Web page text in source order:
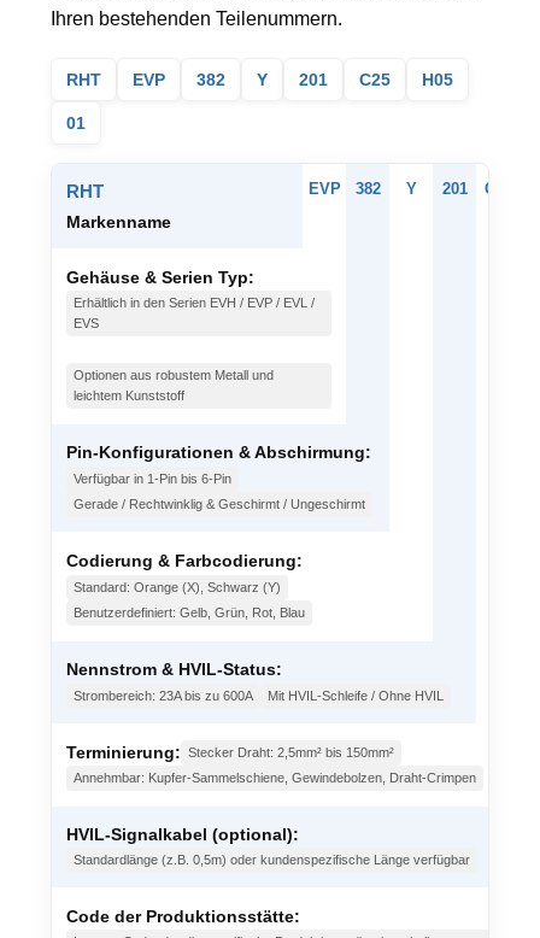
Ihren bestehenden Teilenummern.
RHT EVP 382 Y 201 C25 H05
01
RHT
Markenname
EVP 382 Y 201 C25
Gehäuse & Serien Typ:
Erhältlich in den Serien EVH / EVP / EVL /
EVS
Optionen aus robustem Metall und
leichtem Kunststoff
Pin-Konfigurationen & Abschirmung:
Verfügbar in 1-Pin bis 6-Pin
Gerade / Rechtwinklig & Geschirmt / Ungeschirmt
Codierung & Farbcodierung:
Standard: Orange (X), Schwarz (Y)
Benutzerdefiniert: Gelb, Grün, Rot, Blau
Nennstrom & HVIL-Status:
Strombereich: 23A bis zu 600A Mit HVIL-Schleife / Ohne HVIL
Terminierung: Stecker Draht: 2,5mm² bis 150mm²
Annehmbar: Kupfer-Sammelschiene, Gewindebolzen, Draht-Crimpen
HVIL-Signalkabel (optional):
Standardlänge (z.B. 0,5m) oder kundenspezifische Länge verfügbar
Code der Produktionsstätte: